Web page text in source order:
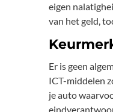
eigen
van het geld,
Er is geen
ICT-middelen
je auto